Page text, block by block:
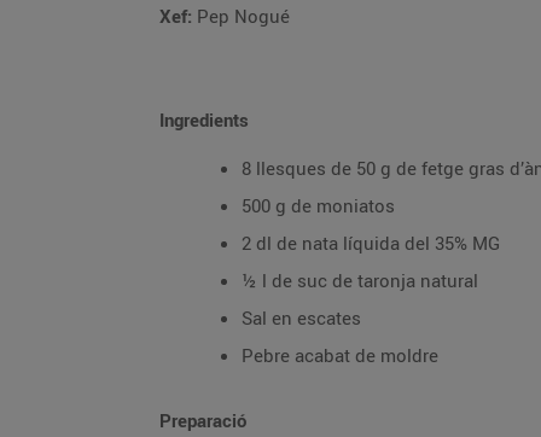
Xef: Pep Nogué
Ingredients
8 llesques de 50 g de fetge gras
500 g de moniatos
2 dl de nata líquida del 35% MG
½ l de suc de taronja natural
Sal en escates
Pebre acabat de moldre
Preparació